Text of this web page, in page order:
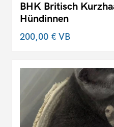
BHK Britisch
Hündinnen
200,00 €VB